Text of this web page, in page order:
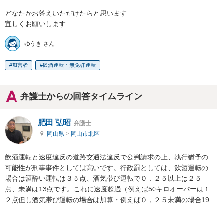
どなたかお答えいただけたらと思います
宜しくお願いします
ゆうき さん
加害者 飲酒運転・無免許運転
弁護士からの回答タイムライン
肥田 弘昭 弁護士
岡山県 > 岡山市北区
飲酒運転と速度違反の道路交通法違反で公判請求の上、執行猶予の
可能性が刑事事件としては高いです。行政罰としては、飲酒運転の
場合は酒酔い運転は３５点、酒気帯び運転で０．２５以上は２５
点、未満は13点です。これに速度超過（例えば50キロオーバーは１
２点但し酒気帯び運転の場合は加算・例えば０，２５未満の場合19